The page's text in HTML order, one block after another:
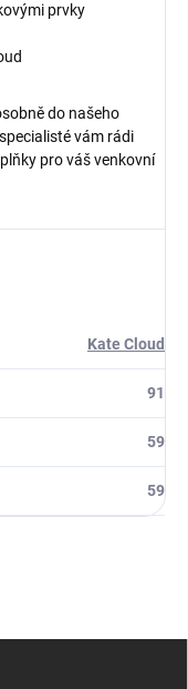
prvky
do našeho
vám rádi
pro váš venkovní
Kate Cloud
91
59
59